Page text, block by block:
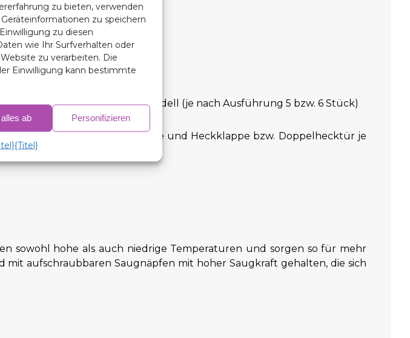
zu bieten, verwenden
zu speichern
zu diesen
wie Ihr Surfverhalten oder
zu verarbeiten. Die
Einwilligung kann bestimmte
ab Personifizieren
{Titel}
es Dreiecke hat)
Heckdoppeltür je nach Modell (je nach Ausführung 5 bzw. 6 Stück)
2 Seiten der 3. Sitzreihe und Heckklappe bzw. Doppelhecktür je
sowohl hohe als auch niedrige Temperaturen und sorgen so für mehr
aufschraubbaren Saugnäpfen mit hoher Saugkraft gehalten, die sich